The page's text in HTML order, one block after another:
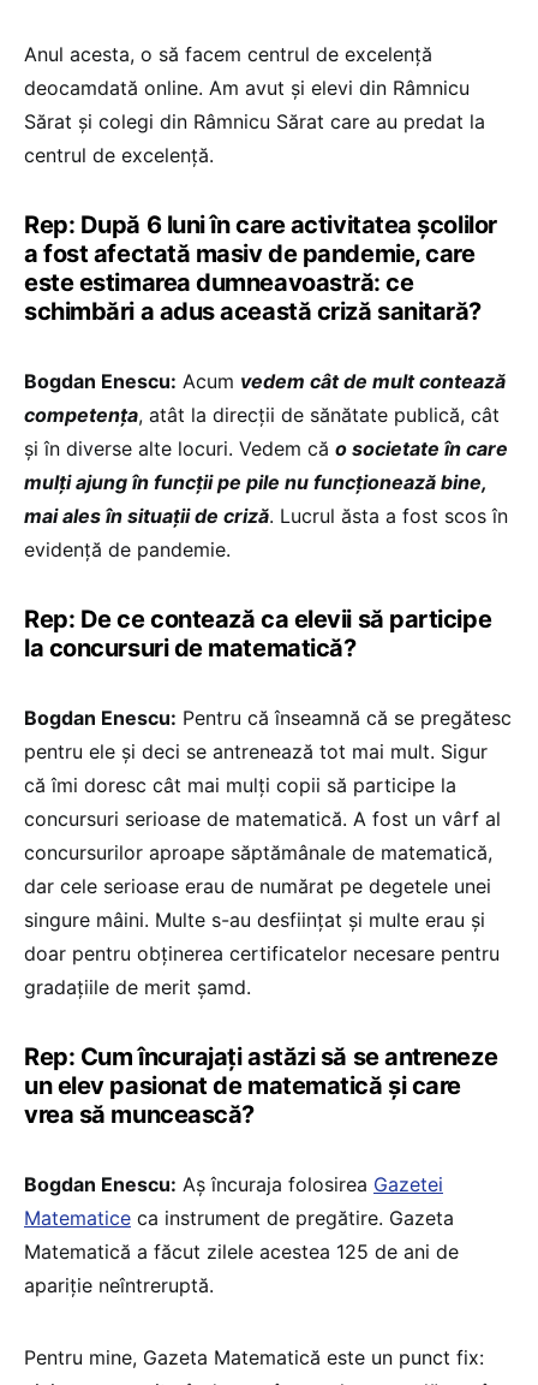
Anul acesta, o să facem centrul de excelență
deocamdată online. Am avut și elevi din Râmnicu
Sărat și colegi din Râmnicu Sărat care au predat la
centrul de excelență.
Rep: După 6 luni în care activitatea școlilor
a fost afectată masiv de pandemie, care
este estimarea dumneavoastră: ce
schimbări a adus această criză sanitară?
Bogdan Enescu: Acum vedem cât de mult contează
competența, atât la direcții de sănătate publică, cât
și în diverse alte locuri. Vedem că o societate în care
mulți ajung în funcții pe pile nu funcționează bine,
mai ales în situații de criză. Lucrul ăsta a fost scos în
evidență de pandemie.
Rep: De ce contează ca elevii să participe
la concursuri de matematică?
Bogdan Enescu: Pentru că înseamnă că se pregătesc
pentru ele și deci se antrenează tot mai mult. Sigur
că îmi doresc cât mai mulți copii să participe la
concursuri serioase de matematică. A fost un vârf al
concursurilor aproape săptămânale de matematică,
dar cele serioase erau de numărat pe degetele unei
singure mâini. Multe s-au desființat și multe erau și
doar pentru obținerea certificatelor necesare pentru
gradațiile de merit șamd.
Rep: Cum încurajați astăzi să se antreneze
un elev pasionat de matematică și care
vrea să muncească?
Bogdan Enescu: Aș încuraja folosirea Gazetei
Matematice ca instrument de pregătire. Gazeta
Matematică a făcut zilele acestea 125 de ani de
apariție neîntreruptă.
Pentru mine, Gazeta Matematică este un punct fix: